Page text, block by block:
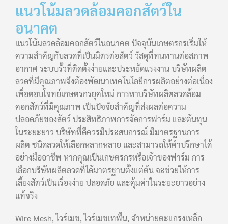
แนวโน้มลวดล้อมคอกสัตว์ใน
อนาคต
แนวโน้มลวดล้อมคอกสัตว์ในอนาคต ปัจจุบันเกษตรกรเริ่มให้
ความสำคัญกับลวดที่เป็นมิตรต่อสัตว์ วัสดุที่ทนทานต่อสภาพ
อากาศ ระบบรั้วที่ติดตั้งง่ายและประหยัดแรงงาน บริษัทผลิต
ลวดที่มีคุณภาพจึงต้องพัฒนาเทคโนโลยีการผลิตอย่างต่อเนื่อง
เพื่อตอบโจทย์เกษตรกรยุคใหม่ การหาบริษัทผลิตลวดล้อม
คอกสัตว์ที่มีคุณภาพ เป็นปัจจัยสำคัญที่ส่งผลต่อความ
ปลอดภัยของสัตว์ ประสิทธิภาพการจัดการฟาร์ม และต้นทุน
ในระยะยาว บริษัทที่ดีควรมีประสบการณ์ มีมาตรฐานการ
ผลิต ชนิดลวดให้เลือกหลากหลาย และสามารถให้คำปรึกษาได้
อย่างมืออาชีพ หากคุณเป็นเกษตรกรหรือเจ้าของฟาร์ม การ
เลือกบริษัทผลิตลวดที่ได้มาตรฐานตั้งแต่ต้น จะช่วยให้การ
เลี้ยงสัตว์เป็นเรื่องง่าย ปลอดภัย และคุ้มค่าในระยะยาวอย่าง
แท้จริง
Wire Mesh, ไวร์เมช, ไวร์เมชเทพื้น, จำหน่ายตะแกรงเหล็ก